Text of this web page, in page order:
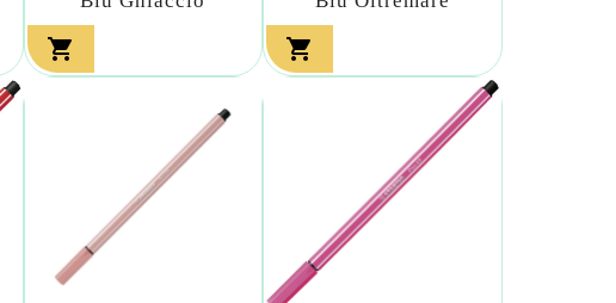
 